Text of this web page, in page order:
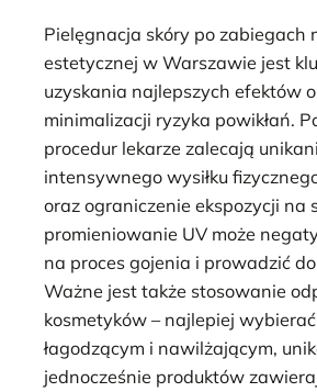
Pielęgnacja skóry po zabiegach
estetycznej w Warszawie jest
uzyskania najlepszych efektów
minimalizacji ryzyka powikłań.
procedur lekarze zalecają
intensywnego wysiłku
oraz ograniczenie ekspozycji na
promieniowanie UV może
na proces gojenia i prowadzić
Ważne jest także stosowanie
kosmetyków – najlepiej
łagodzącym i nawilżającym,
jednocześnie produktów